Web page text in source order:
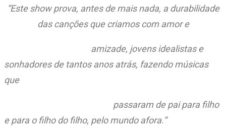
“Este show prova, antes de mais nada, a durabilidade
das canções que criamos com amor e
amizade, jovens idealistas e
sonhadores de tantos anos atrás, fazendo músicas
que
passaram de pai para filho
e para o filho do filho, pelo mundo afora.”